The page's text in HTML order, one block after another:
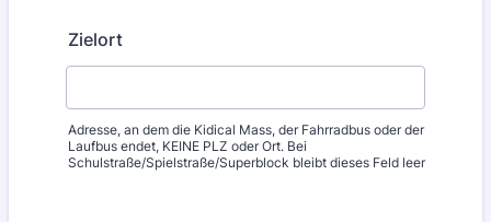
Zielort
Adresse, an dem die Kidical Mass, der Fahrradbus oder der
Laufbus endet, KEINE PLZ oder Ort. Bei
Schulstraße/Spielstraße/Superblock bleibt dieses Feld leer